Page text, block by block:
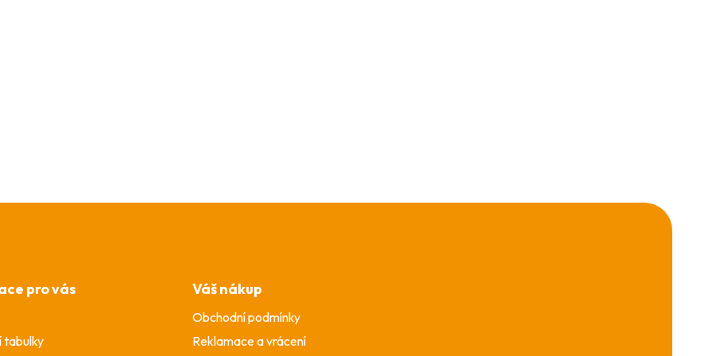
pro vás
tabulky
Váš nákup
Obchodní podmínky
Reklamace a vrácení